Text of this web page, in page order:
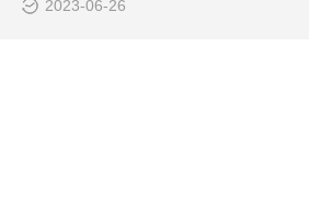
2023-06-26